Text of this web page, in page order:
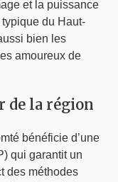
et la puissance
du Haut-
bien les
amoureux de
de la région
bénéficie d’une
qui garantit un
des méthodes